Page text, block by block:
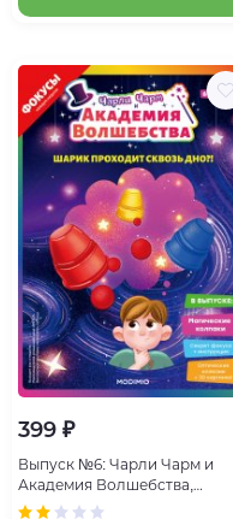
399 ₽
Выпуск №6: Чарли Чарм и
Академия Волшебства,
Магические колпаки